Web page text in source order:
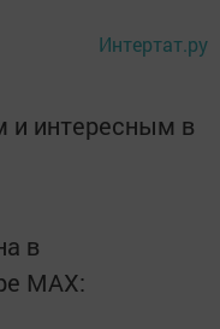
Интертат.ру
интересным в
в
MАХ: